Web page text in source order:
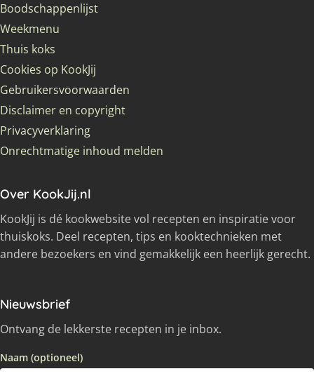
Boodschappenlijst
Weekmenu
Thuis koks
Cookies op KookJij
Gebruikersvoorwaarden
Disclaimer en copyright
Privacyverklaring
Onrechtmatige inhoud melden
Over KookJij.nl
KookJij is dé kookwebsite vol recepten en inspiratie voor
thuiskoks. Deel recepten, tips en kooktechnieken met
andere bezoekers en vind gemakkelijk een heerlijk gerecht.
Nieuwsbrief
Ontvang de lekkerste recepten in je inbox.
Naam (optioneel)